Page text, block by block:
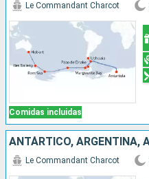
Comidas incluidas
Le Commandant Charcot
ANTÁRTICO, ARGENTINA,
Le Commandant Charcot